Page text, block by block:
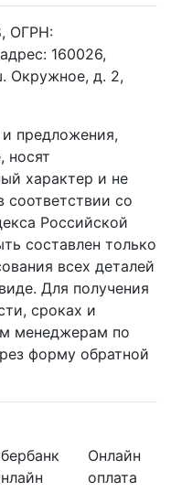
ОГРН:
160026,
Окружное, д. 2,
предложения,
носят
характер и не
соответствии со
Российской
составлен только
всех деталей
Для получения
сроках и
менеджерам по
форму обратной
Онлайн
оплата